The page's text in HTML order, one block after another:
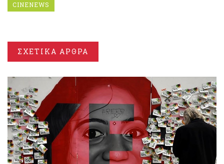
CINENEWS
ΣΧΕΤΙΚΑ ΑΡΘΡΑ